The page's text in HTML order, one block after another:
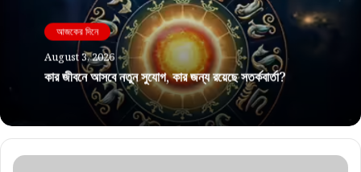
আজকের দিনে
August 3, 2026
কার জীবনে আসবে নতুন সুযোগ, কার জন্য রয়েছে সতর্কবার্তা?